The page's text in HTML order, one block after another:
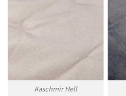
Kaschmir Hell